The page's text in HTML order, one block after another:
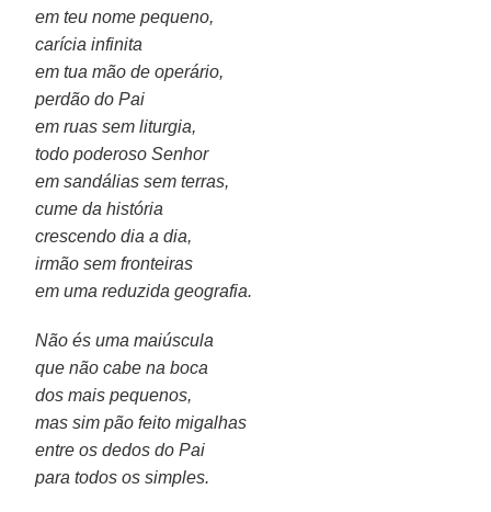
em teu nome pequeno,
carícia infinita
em tua mão de operário,
perdão do Pai
em ruas sem liturgia,
todo poderoso Senhor
em sandálias sem terras,
cume da história
crescendo dia a dia,
irmão sem fronteiras
em uma reduzida geografia.
Não és uma maiúscula
que não cabe na boca
dos mais pequenos,
mas sim pão feito migalhas
entre os dedos do Pai
para todos os simples.